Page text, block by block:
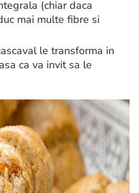
(chiar daca
mai multe fibre si
le transforma in
ca va invit sa le